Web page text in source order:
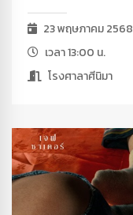
23 พฤษภาคม 2568
เวลา 13:00 น.
โรงศาลาศีนิมา